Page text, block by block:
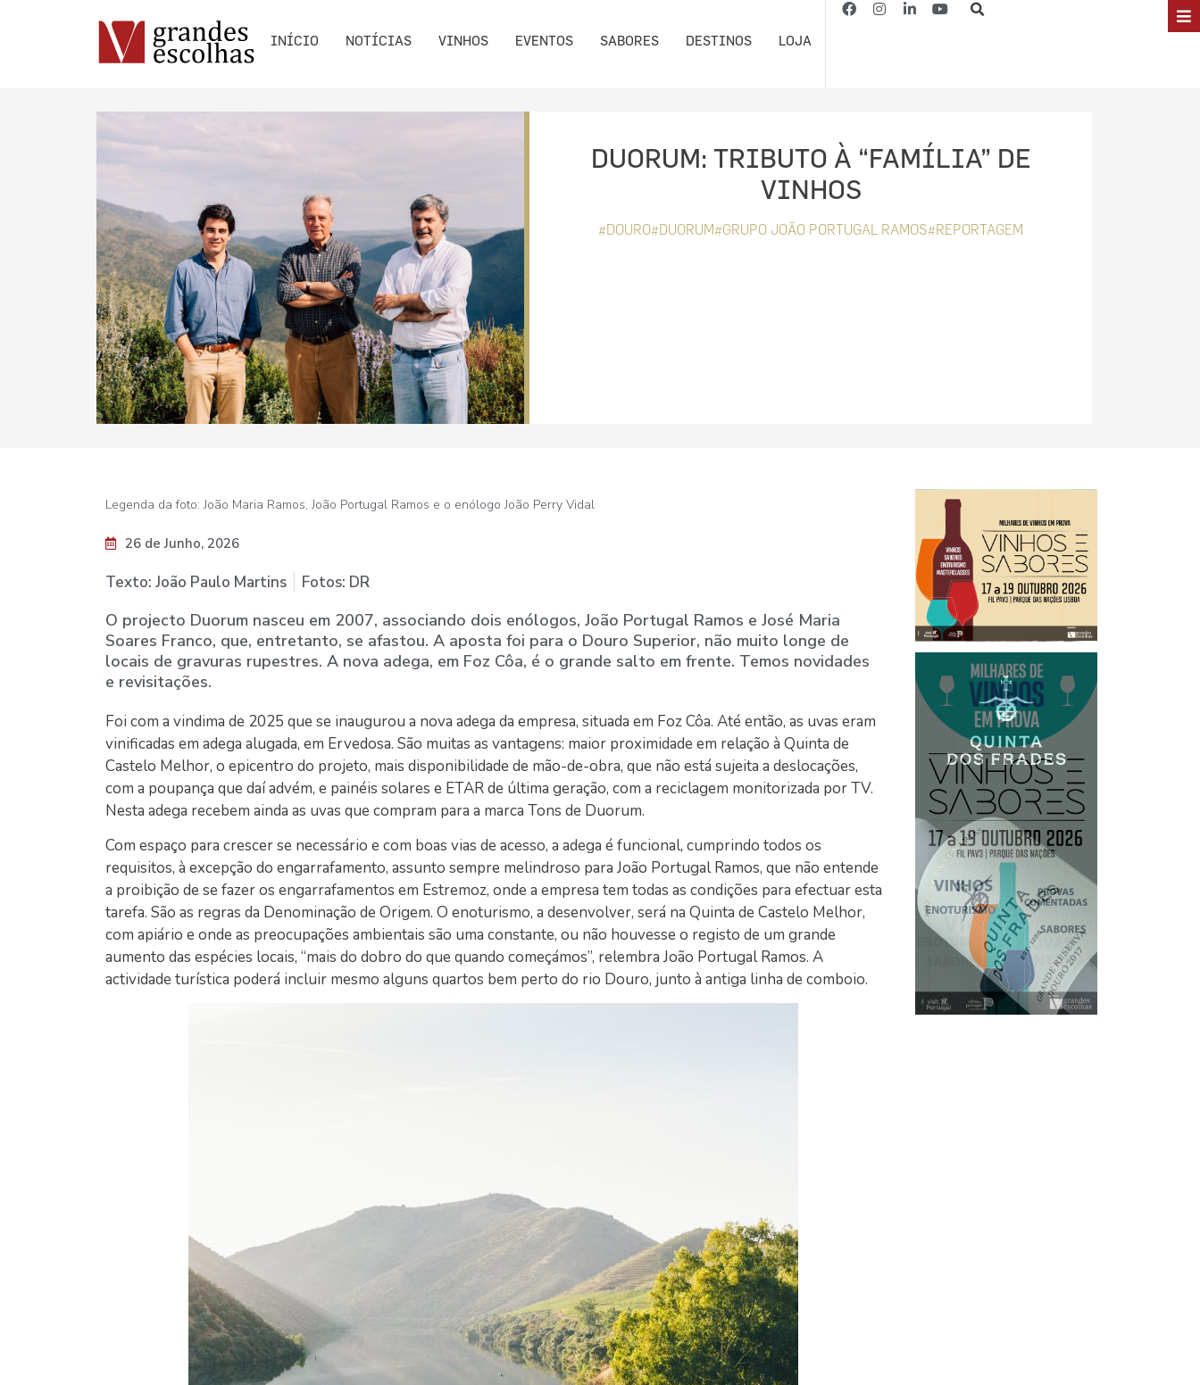
INÍCIO NOTÍCIAS VINHOS EVENTOS SABORES DESTINOS LOJA
DUORUM: TRIBUTO À “FAMÍLIA” DE
VINHOS
#DOURO#DUORUM#GRUPO JOÃO PORTUGAL RAMOS#REPORTAGEM
Legenda da foto: João Maria Ramos, João Portugal Ramos e o enólogo João Perry Vidal
26 de Junho, 2026
Texto: João Paulo Martins Fotos: DR
O projecto Duorum nasceu em 2007, associando dois enólogos, João Portugal Ramos e José Maria
Soares Franco, que, entretanto, se afastou. A aposta foi para o Douro Superior, não muito longe de
locais de gravuras rupestres. A nova adega, em Foz Côa, é o grande salto em frente. Temos novidades
e revisitações.
Foi com a vindima de 2025 que se inaugurou a nova adega da empresa, situada em Foz Côa. Até então, as uvas eram
vinificadas em adega alugada, em Ervedosa. São muitas as vantagens: maior proximidade em relação à Quinta de
Castelo Melhor, o epicentro do projeto, mais disponibilidade de mão-de-obra, que não está sujeita a deslocações,
com a poupança que daí advém, e painéis solares e ETAR de última geração, com a reciclagem monitorizada por TV.
Nesta adega recebem ainda as uvas que compram para a marca Tons de Duorum.
Com espaço para crescer se necessário e com boas vias de acesso, a adega é funcional, cumprindo todos os
requisitos, à excepção do engarrafamento, assunto sempre melindroso para João Portugal Ramos, que não entende
a proibição de se fazer os engarrafamentos em Estremoz, onde a empresa tem todas as condições para efectuar esta
tarefa. São as regras da Denominação de Origem. O enoturismo, a desenvolver, será na Quinta de Castelo Melhor,
com apiário e onde as preocupações ambientais são uma constante, ou não houvesse o registo de um grande
aumento das espécies locais, “mais do dobro do que quando começámos”, relembra João Portugal Ramos. A
actividade turística poderá incluir mesmo alguns quartos bem perto do rio Douro, junto à antiga linha de comboio.